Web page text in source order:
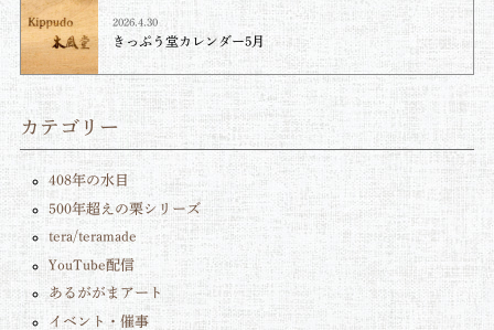
2026.4.30
きっぷう堂カレンダー5月
カテゴリー
408年の水目
500年超えの栗シリーズ
tera/teramade
YouTube配信
あるががまアート
イベント・催事